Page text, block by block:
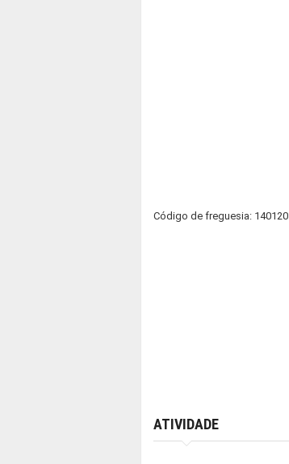
Código de freguesia: 140120
ATIVIDADE